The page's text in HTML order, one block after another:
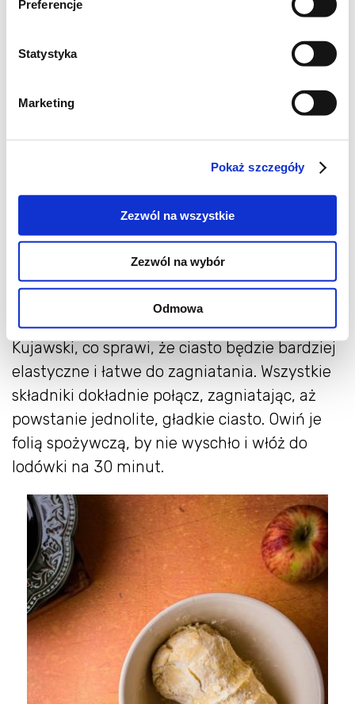
Preferencje
Statystyka
Marketing
Pokaż szczegóły
Zezwól na wszystkie
Zezwól na wybór
Odmowa
Przygotowanie ekspresowej
Krok 1
W misce połącz mąkę krupczatkę z proszkiem
do pieczenia. Następnie dodaj 40 g cukru. Do
mieszanki suchych składników dodaj kwaśną
śmietanę 18% oraz żółtka. Wlej rzepakowy olej
Kujawski, co sprawi, że ciasto będzie bardziej
elastyczne i łatwe do zagniatania. Wszystkie
składniki dokładnie połącz, zagniatając, aż
powstanie jednolite, gładkie ciasto. Owiń je
folią spożywczą, by nie wyschło i włóż do
lodówki na 30 minut.